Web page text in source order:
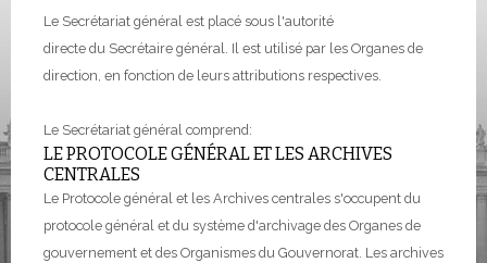
Le Secrétariat général est placé sous l'autorité
directe du Secrétaire général. Il est utilisé par les Organes de
direction, en fonction de leurs attributions respectives.
Le Secrétariat général comprend:
LE PROTOCOLE GÉNÉRAL ET LES ARCHIVES
CENTRALES
Le Protocole général et les Archives centrales s'occupent du
protocole général et du système d'archivage des Organes de
gouvernement et des Organismes du Gouvernorat. Les archives